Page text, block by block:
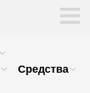
Средства